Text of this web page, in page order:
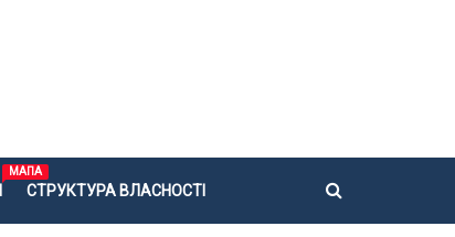
МАПА
СТРУКТУРА ВЛАСНОСТІ